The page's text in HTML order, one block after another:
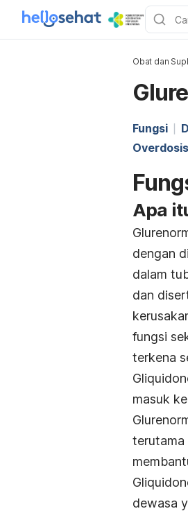
Obat dan
Fungsi
Overdosis
Apa
dengan
dalam
dan
fungsi
terkena
masuk
terutama
dewasa